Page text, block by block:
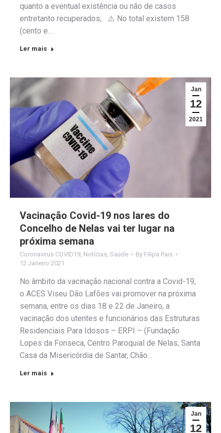
quanto a eventual existência ou não de casos
entretanto recuperados; ⚠️ No total existem 158
(cento e…
Ler mais
Jan
12
2021
Vacinação Covid-19 nos lares do
Concelho de Nelas vai ter lugar na
próxima semana
Coronavirus COVID19, Notícias, Saúde By Filipa Pais
12 Janeiro 2021
No âmbito da vacinação nacional contra a Covid-19,
o ACES Viseu Dão Lafões vai promover na próxima
semana, entre os dias 18 e 22 de Janeiro, a
vacinação dos utentes e funcionários das Estruturas
Residenciais Para Idosos – ERPI – (Fundação
Lopes da Fonseca, Centro Paroquial de Nelas, Santa
Casa da Misericórdia de Santar, Chão…
Ler mais
Jan
12